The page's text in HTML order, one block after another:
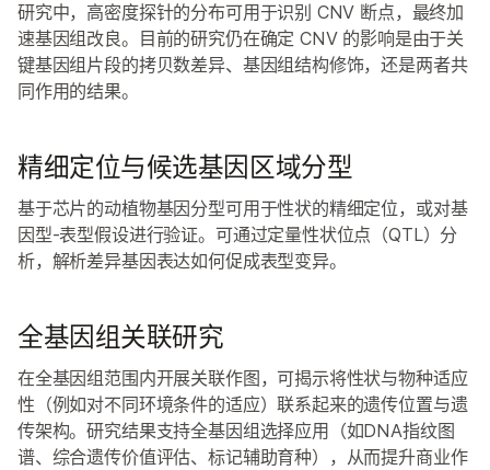
研究中，高密度探针的分布可用于识别 CNV 断点，最终加
速基因组改良。目前的研究仍在确定 CNV 的影响是由于关
键基因组片段的拷贝数差异、基因组结构修饰，还是两者共
同作用的结果。
精细定位与候选基因区域分型
基于芯片的动植物基因分型可用于性状的精细定位，或对基
因型-表型假设进行验证。可通过定量性状位点（QTL）分
析，解析差异基因表达如何促成表型变异。
全基因组关联研究
在全基因组范围内开展关联作图，可揭示将性状与物种适应
性（例如对不同环境条件的适应）联系起来的遗传位置与遗
传架构。研究结果支持全基因组选择应用（如DNA指纹图
谱、综合遗传价值评估、标记辅助育种），从而提升商业作